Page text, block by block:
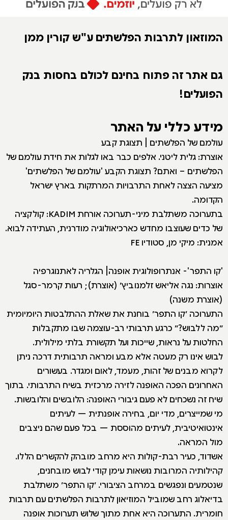
המוזאון לתרבות הפלשתים ע"ש קורין ממן
גם אתר זה פתוח בחינם לכולם בחסות בנק
הפועלים!
מידע כללי על האתר
עולמם של הפלשתים | תצוגת קבע
אוצרת: גלית ליטני. אלפים כבר באו לגלות את חידת עולמם של
הפלשתים – ואתם? תצוגת הקבע 'עולמם של הפלשתים'
מציעה הצצה לאחת התרבויות המרתקות בארץ ישראל
הקדומה.
בתערוכה משתלבת מיני-תערוכה אורחת KADIM: קולקציה
של כדים שעוצבו מחדש כארכיאולוגיה מודרנית, העתידה לבוא.
אמנית: מיקי מן, סטודיו FE
'קו התפר'- אנתרופולוגית אופנה| הגלריה לאתנוגרפיה
אוצרות: נגה אליאש זלמנוביץ׳ (אוצרת); רעות קרמר-סגל
(אוצרת משנה)
התערוכה ׳קו התפר׳ בוחנת את שאלת ההתלבטות היומיומית
״מה ללבוש?״ כרגע תרבותי רב-עוצמה שבו מתקבלות
החלטות על נראות, שייכות ועל תקשורת בלתי מילולית.
לבוש אינו רק מעטה אלא מבע ומראה תרבותית דרכה ניתן
לקרוא מבנים של זהות, מעמד, לאום ומגדר. בעשורים
האחרונים הפכה האופנה לזירה מרכזית בשיח התרבותי. בתוך
שיח זה נשכחים לא פעם גיבורי האופנה: הלובשים והלובשות.
מי שמייצרים, מדי יום, בחירה אופנתית — לעיתים
אינטואיטיבית, לעיתים מהוססת — בכל פעם שהם ניצבים
מול המראה.
אשדוד, כעיר רבת-קולות היא מרחב מובהק להקשרים הללו.
קהילותיה המרובות נושאות עימן קודי לבוש מובחנים,
שנטמעים ונפגשים במרחב הציבורי. ׳קו התפר׳ משתלבת
בדיאלוג רחב שמוביל המוזיאון לתרבות הפלשתים עם תרבות
חומרית. התערוכה היא אחת מתוך שלוש תערוכות אופנה